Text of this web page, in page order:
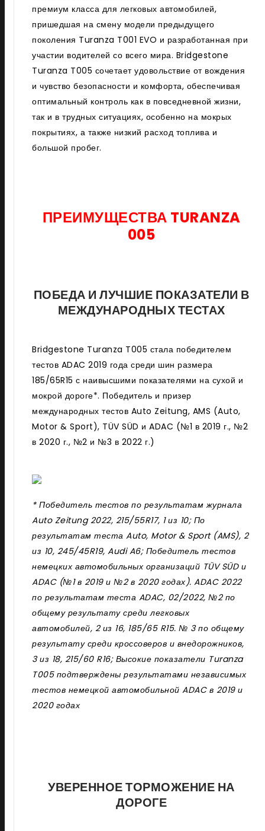
премиум класса для легковых автомобилей,
пришедшая на смену модели предыдущего
поколения Turanza T001 EVO и разработанная при
участии водителей со всего мира. Bridgestone
Turanza T005 сочетает удовольствие от вождения
и чувство безопасности и комфорта, обеспечивая
оптимальный контроль как в повседневной жизни,
так и в трудных ситуациях, особенно на мокрых
покрытиях, а также низкий расход топлива и
большой пробег.
ПРЕИМУЩЕСТВА TURANZA
005
ПОБЕДА И ЛУЧШИЕ ПОКАЗАТЕЛИ В
МЕЖДУНАРОДНЫХ ТЕСТАХ
Bridgestone Turanza T005 стала победителем
тестов ADAC 2019 года среди шин размера
185/65R15 с наивысшими показателями на сухой и
мокрой дороге*. Победитель и призер
международных тестов Auto Zeitung, AMS (Auto,
Motor & Sport), TÜV SÜD и ADAC (№1 в 2019 г., №2
в 2020 г., №2 и №3 в 2022 г.)
* Победитель тестов по результатам журнала
Auto Zeitung 2022, 215/55R17, 1 из 10; По
результатам теста Auto, Motor & Sport (AMS), 2
из 10, 245/45R19, Audi A6; Победитель тестов
немецких автомобильных организаций TÜV SÜD и
ADAC (№1 в 2019 и №2 в 2020 годах). ADAC 2022
по результатам теста ADAC, 02/2022, №2 по
общему результату среди легковых
автомобилей, 2 из 16, 185/65 R15. № 3 по общему
результату среди кроссоверов и внедорожников,
3 из 18, 215/60 R16; Высокие показатели Turanza
T005 подтверждены результатами независимых
тестов немецкой автомобильной ADAC в 2019 и
2020 годах
УВЕРЕННОЕ ТОРМОЖЕНИЕ НА
ДОРОГЕ